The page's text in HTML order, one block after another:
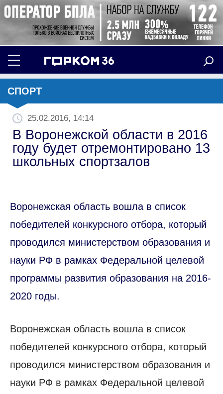
СПОРТ
25.02.2016, 14:14
В Воронежской области в 2016
году будет отремонтировано 13
школьных спортзалов
Воронежская область вошла в список
победителей конкурсного отбора, который
проводился министерством образования и
науки РФ в рамках Федеральной целевой
программы развития образования на 2016-
2020 годы.
Воронежская область вошла в список
победителей конкурсного отбора, который
проводился министерством образования и
науки РФ в рамках Федеральной целевой